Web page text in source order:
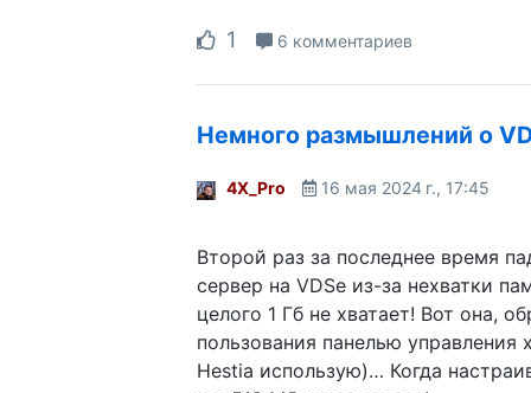
1 6 комментариев
Немного размышлений о
4X_Pro 16 мая 2024 г., 17:45
Второй раз за последнее время
сервер на VDSе из-за нехватки
целого 1 Гб не хватает! Вот она,
пользования панелью управления
Hestia использую)… Когда